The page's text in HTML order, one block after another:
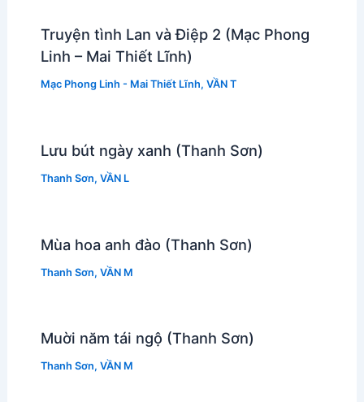
Truyện tình Lan và Điệp 2 (Mạc Phong
Linh – Mai Thiết Lĩnh)
Mạc Phong Linh - Mai Thiết Lĩnh, VẦN T
Lưu bút ngày xanh (Thanh Sơn)
Thanh Sơn, VẦN L
Mùa hoa anh đào (Thanh Sơn)
Thanh Sơn, VẦN M
Muời năm tái ngộ (Thanh Sơn)
Thanh Sơn, VẦN M